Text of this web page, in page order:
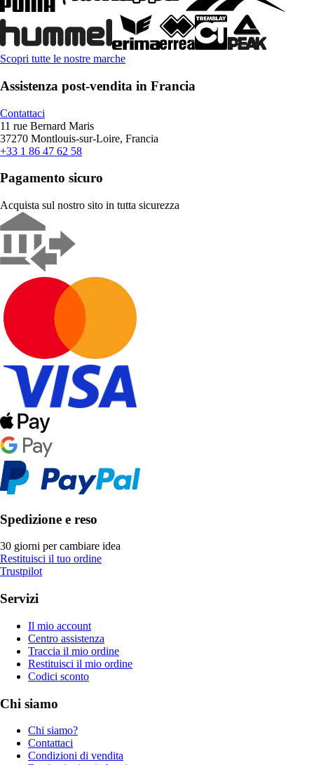
Scopri tutte le nostre marche
Assistenza post-vendita in Francia
Contattaci
11 rue Bernard Maris
37270 Montlouis-sur-Loire, Francia
+33 1 86 47 62 58
Pagamento sicuro
Acquista sul nostro sito in tutta sicurezza
Spedizione e reso
30 giorni per cambiare idea
Restituisci il tuo ordine
Trustpilot
Servizi
Il mio account
Centro assistenza
Traccia il mio ordine
Restituisci il mio ordine
Codici sconto
Chi siamo
Chi siamo?
Contattaci
Condizioni di vendita